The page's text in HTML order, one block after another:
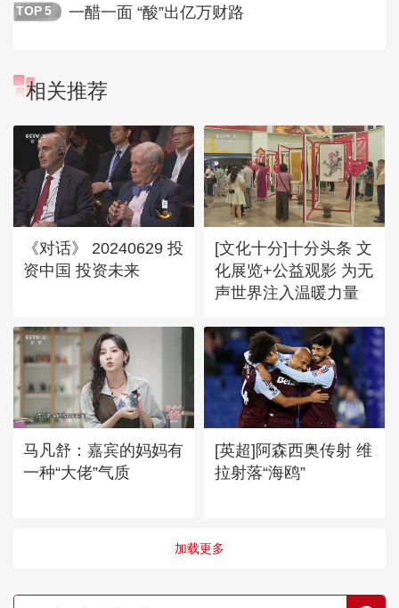
TOP 5 一醋一面 “酸”出亿万财路
相关推荐
《对话》 20240629 投
资中国 投资未来
[文化十分]十分头条 文
化展览+公益观影 为无
声世界注入温暖力量
马凡舒：嘉宾的妈妈有
一种“大佬”气质
[英超]阿森西奥传射 维
拉射落“海鸥”
加载更多